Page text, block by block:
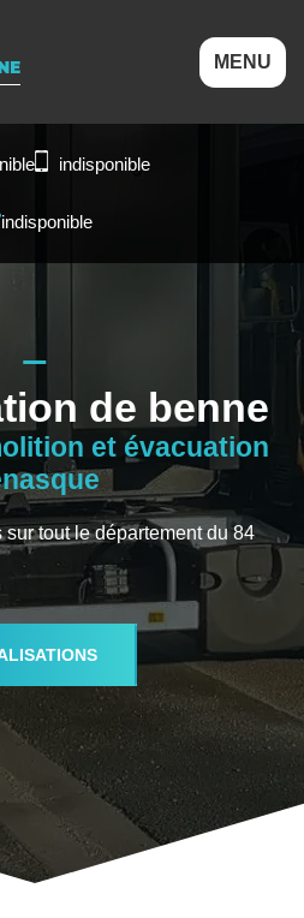
MENU
indisponible
indisponible
de benne
et évacuation
tout le département du 84